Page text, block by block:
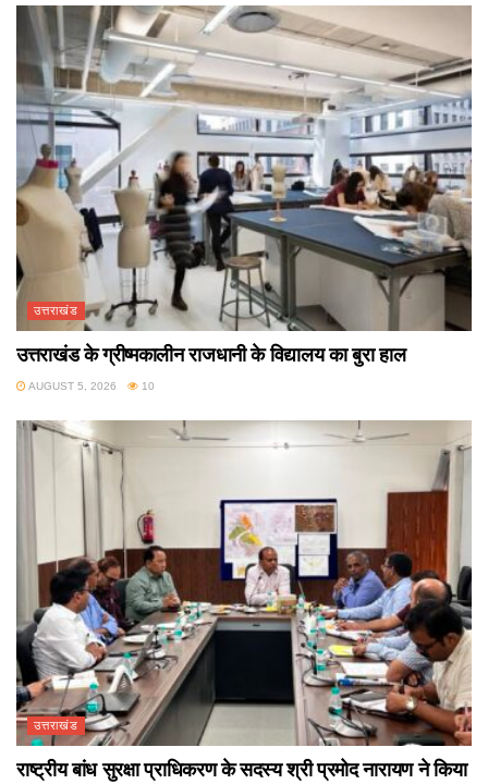
उत्तराखंड
उत्तराखंड के ग्रीष्मकालीन राजधानी के विद्यालय का बुरा हाल
AUGUST 5, 2026 10
उत्तराखंड
राष्ट्रीय बांध सुरक्षा प्राधिकरण के सदस्य श्री प्रमोद नारायण ने किया